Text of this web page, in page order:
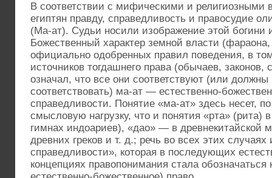
В соответствии с мифическими и религиозными
египтян правду, справедливость и правосудие
(Ма-ат). Судьи носили изображение этой богини
Божественный характер земной власти
официально одобренных правил поведения, в
источников тогдашнего права (обычаев,
означал, что все они соответствуют (или
соответствовать) ма-ат — естественно-
справедливости. Понятие «ма-ат» здесь несет,
смысловую нагрузку, что и понятия «рта» (рита)
гимнах индоариев), «дао» — в древнекитайской
древних греков и т. д.; речь во всех этих случаях
справедливости», которая в последующих
концепциях правопонимания стала обозначаться